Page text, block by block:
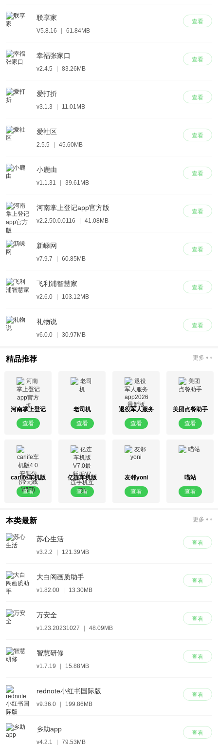
查看
联享家
V5.8.16 61.84MB
查看
幸福张家口
v2.4.5 83.26MB
查看
爱打折
v3.1.3 11.01MB
查看
爱社区
2.5.5 45.60MB
查看
小鹿由
v1.1.31 39.61MB
查看
河南掌上登记app官方版
v2.2.50.0.0116 41.08MB
查看
新嵊网
v7.9.7 60.85MB
查看
飞利浦智慧家
v2.6.0 103.12MB
查看
礼物说
v6.0.0 30.97MB
精品推荐 更多
河南掌上登记
app官方版
查看
老司机
查看
退役军人服务
app2026最新
版
查看
美团点餐助手
查看
carlife车机版
4.0安装包(带无
线WIFI)
查看
亿连车机版
V7.0最新版(亿
连手机互联)
查看
友邻yoni
查看
喵站
查看
本类最新 更多
查看
苏心生活
v3.2.2 121.39MB
查看
大白阁画质助手
v1.82.00 13.30MB
查看
万安全
v1.23.20231027 48.09MB
查看
智慧研修
v1.7.19 15.88MB
查看
rednote小红书国际版
v9.36.0 199.86MB
查看
乡助app
v4.2.1 79.53MB